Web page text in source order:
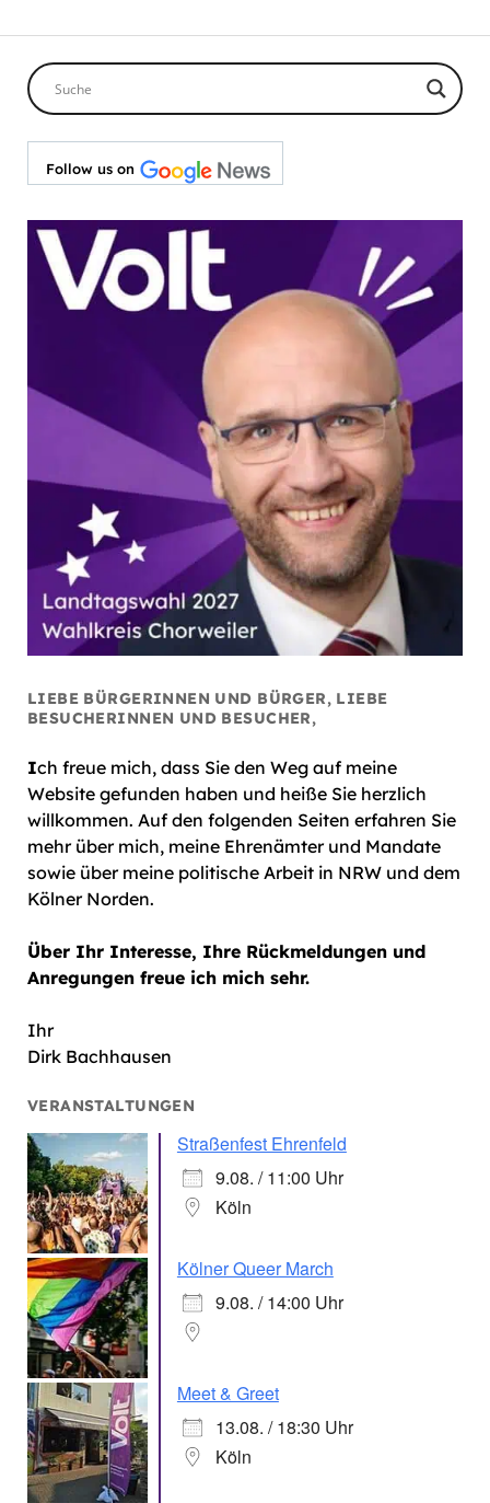
Follow us on
LIEBE BÜRGERINNEN UND BÜRGER, LIEBE
BESUCHERINNEN UND BESUCHER,
Ich freue mich, dass Sie den Weg auf meine
Website gefunden haben und heiße Sie herzlich
willkommen. Auf den folgenden Seiten erfahren Sie
mehr über mich, meine Ehrenämter und Mandate
sowie über meine politische Arbeit in NRW und dem
Kölner Norden.
Über Ihr Interesse, Ihre Rückmeldungen und
Anregungen freue ich mich sehr.
Ihr
Dirk Bachhausen
VERANSTALTUNGEN
Straßenfest Ehrenfeld
9.08. / 11:00 Uhr
Köln
Kölner Queer March
9.08. / 14:00 Uhr
Meet & Greet
13.08. / 18:30 Uhr
Köln